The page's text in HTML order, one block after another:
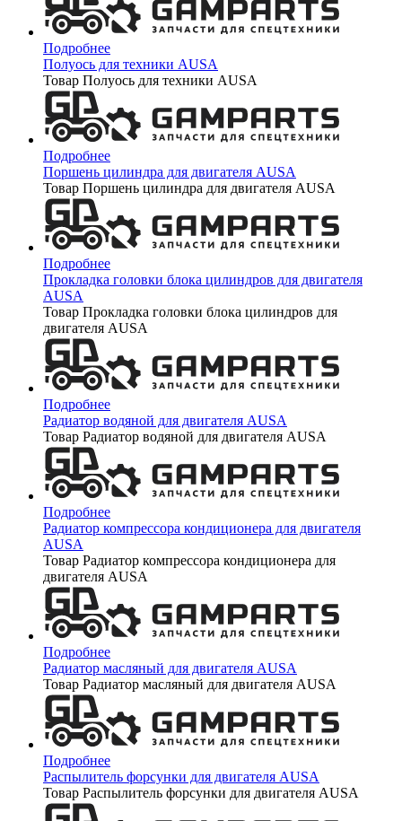
Подробнее
Полуось для техники AUSA
Товар Полуось для техники AUSA
Подробнее
Поршень цилиндра для двигателя AUSA
Товар Поршень цилиндра для двигателя AUSA
Подробнее
Прокладка головки блока цилиндров для двигателя
AUSA
Товар Прокладка головки блока цилиндров для
двигателя AUSA
Подробнее
Радиатор водяной для двигателя AUSA
Товар Радиатор водяной для двигателя AUSA
Подробнее
Радиатор компрессора кондиционера для двигателя
AUSA
Товар Радиатор компрессора кондиционера для
двигателя AUSA
Подробнее
Радиатор масляный для двигателя AUSA
Товар Радиатор масляный для двигателя AUSA
Подробнее
Распылитель форсунки для двигателя AUSA
Товар Распылитель форсунки для двигателя AUSA